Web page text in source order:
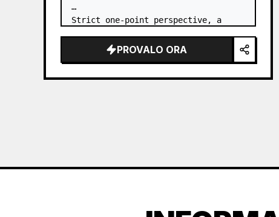
Strict one-point perspective, a
light golden jade, passing through
the sea of clouds from the bottom…
PROVALO ORA